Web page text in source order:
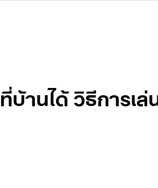
านได้ วิธีการเ